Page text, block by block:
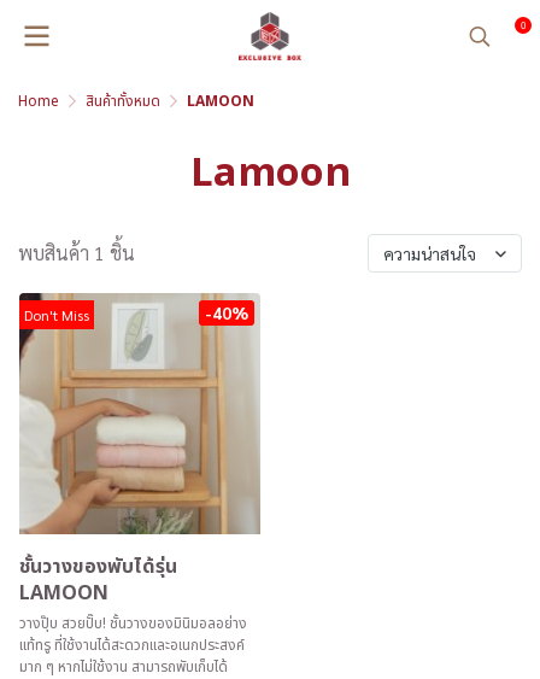
0
Home สินค้าทั้งหมด LAMOON
Lamoon
พบสินค้า 1 ชิ้น ความน่าสนใจ
Don't Miss -40%
ชั้นวางของพับได้รุ่น
LAMOON
วางปุ๊บ สวยปั๊บ! ชั้นวางของมินิมอลอย่าง
แท้ทรู ที่ใช้งานได้สะดวกและอเนกประสงค์
มาก ๆ หากไม่ใช้งาน สามารถพับเก็บได้